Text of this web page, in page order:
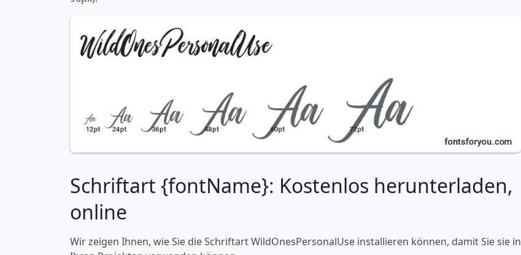
Schriftart {fontName}: Kostenlos herunterladen,
online
Wir zeigen Ihnen, wie Sie die Schriftart WildOnesPersonalUse installieren können, damit Sie sie in